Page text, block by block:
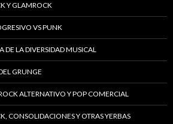
Y GLAMROCK
VS PUNK
DE LA DIVERSIDAD MUSICAL
GRUNGE
ALTERNATIVO Y POP COMERCIAL
CONSOLIDACIONES Y OTRAS YERBAS